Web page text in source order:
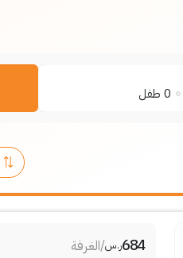
0 طفل
684ر.س/الغرفة